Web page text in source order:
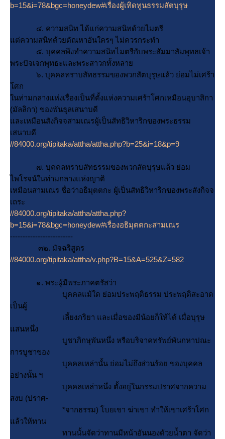
b=15&i=78&bgc=honeydew#เรื่องผู้เทิดทูนธรรมสัตบุรุษ
๔. ความสนิท ได้แก่ความสนิทด้วยไมตรี
ต่ความสนิทด้วยตัณหาอันใครๆ ไม่ควรกระทำ
๕. บุคคลพึงทำความสนิทไมตรีกับพระสัมมาสัมพุทธเจ้า
พระปัจเจกพุทธะและพระสาวกทั้งหลา
๖. บุคคลทราบสัทธรรมของพวกสัตบุรุษแล้ว ย่อมไม่เศร้า
ศก
นท่ามกลางแห่งเรื่องเป็นที่ตั้งแห่งความเศร้าโศกเหมือนอุบาสิกา
(มัลลิกา) ของพันธุลเสนาบดี
ละเหมือนสังกิจจสามเณรผู้เป็นสัทธิวิหาริกของพระธรรม
เสนาบดี
//84000.org/tipitaka/attha/attha.php?b=25&i=18&p=9
๗. บุคคลทราบสัทธรรมของพวกสัตบุรุษแล้ว ย่อม
ไพโรจน์ในท่ามกลางแห่งญาติ
เหมือนสามเณร ชื่อว่าอธิมุตตกะ ผู้เป็นสัทธิวิหาริกของพระสังกิจจ
เถระ
//84000.org/tipitaka/attha/attha.php?
b=15&i=78&bgc=honeydew#เรื่องอธิมุตตกะสามเณร
-------------------------
๓๒. มัจฉริสูตร
//84000.org/tipitaka/attha/v.php?B=15&A=525&Z=582
๑. พระผู้มีพระภาคตรัสว่า
บุคคลแม้ใด ย่อมประพฤติธรรม ประพฤติสะอาด
เป็นผู้
เลี้ยงภริยา และเมื่อของมีน้อยก็ให้ได้ เมื่อบุรุษ
สนหนึ่ง
บูชาภิกษุพันหนึ่ง หรือบริจาคทรัพย์พันกหาปณะ
การบูชาของ
บุคคลเหล่านั้น ย่อมไม่ถึงส่วนร้อย ของบุคคล
อย่างนั้น ฯ
บุคคลเหล่าหนึ่ง ตั้งอยู่ในกรรมปราศจากความ
สงบ (ปราศ-
*จากธรรม) โบยเขา ฆ่าเขา ทำให้เขาเศร้าโศก
ล้วให้ทาน
ทานนั้นจัดว่าทานมีหน้าอันนองด้วยน้ำตา จัดว่า